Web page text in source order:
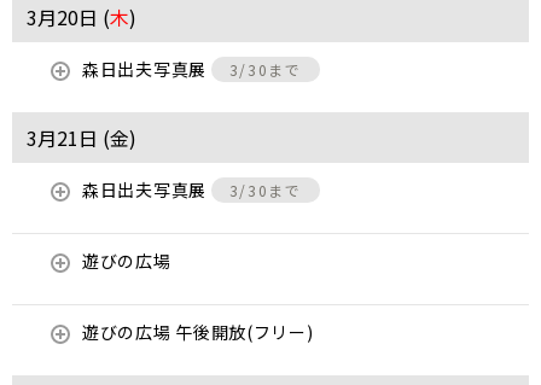
3月20日 (木)
森日出夫写真展 3/30まで
3月21日 (金)
森日出夫写真展 3/30まで
遊びの広場
遊びの広場 午後開放(フリー)